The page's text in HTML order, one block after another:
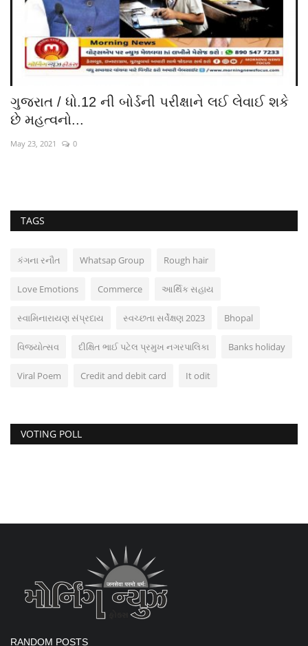
પરીક્ષાને લઈ લેવાઈ શકે નવો રાહ / સુરતની
TAGS
કંગના રનૌત Whatsap Group Rough hair
Love Emotions Commerce આર્થિક સહાય
સ્વામિનારાયણ સંપ્રદાય સ્વચ્છતા સર્વેક્ષણ 2023 Bhopal
વિજયોત્સવ દીક્ષિત ભાઈ પટેલ પ્રમુખ નગરપાલિકા Banks holiday
Viral Poem Credit and debit card It odit
VOTING POLL
RANDOM POSTS